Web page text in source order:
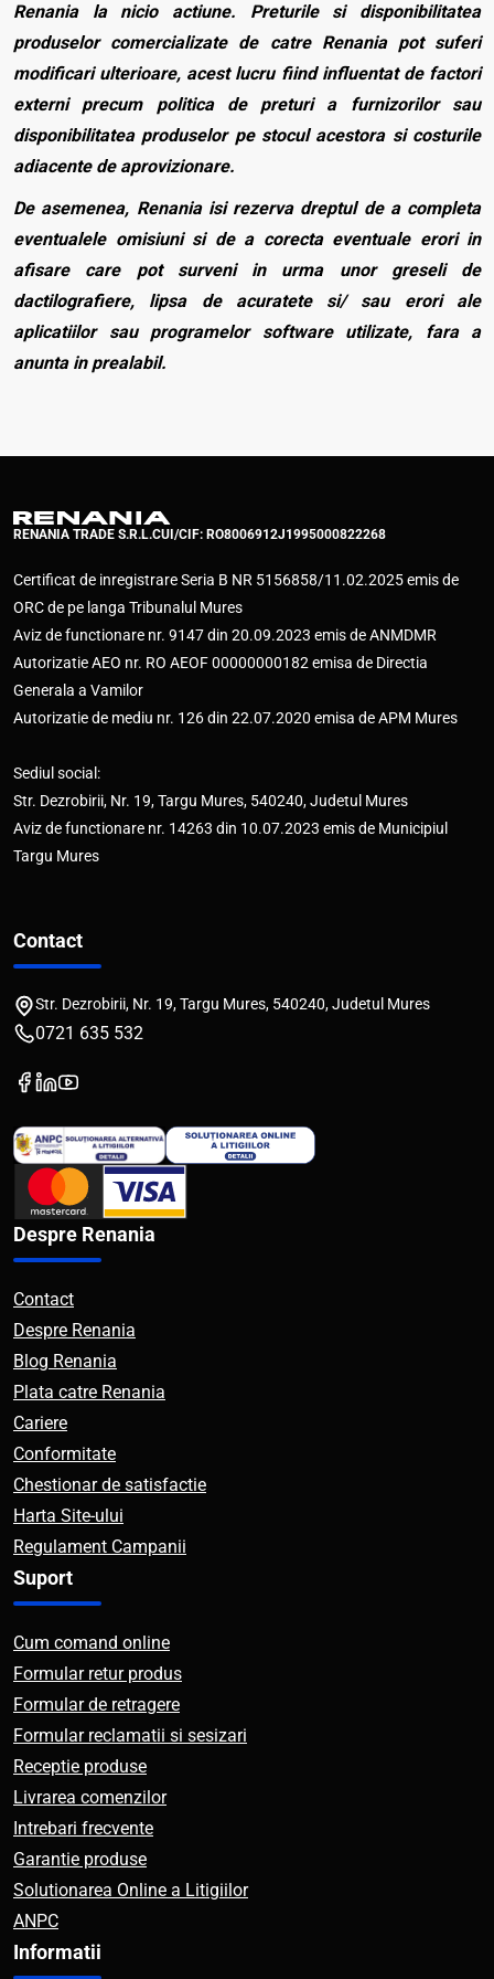
Renania la nicio actiune. Preturile si disponibilitatea
produselor comercializate de catre Renania pot suferi
modificari ulterioare, acest lucru fiind influentat de factori
externi precum politica de preturi a furnizorilor sau
disponibilitatea produselor pe stocul acestora si costurile
adiacente de aprovizionare.
De asemenea, Renania isi rezerva dreptul de a completa
eventualele omisiuni si de a corecta eventuale erori in
afisare care pot surveni in urma unor greseli de
dactilografiere, lipsa de acuratete si/ sau erori ale
aplicatiilor sau programelor software utilizate, fara a
anunta in prealabil.
RENANIA TRADE S.R.L.CUI/CIF: RO8006912J1995000822268
Certificat de inregistrare Seria B NR 5156858/11.02.2025 emis de
ORC de pe langa Tribunalul Mures
Aviz de functionare nr. 9147 din 20.09.2023 emis de ANMDMR
Autorizatie AEO nr. RO AEOF 00000000182 emisa de Directia
Generala a Vamilor
Autorizatie de mediu nr. 126 din 22.07.2020 emisa de APM Mures
Sediul social:
Str. Dezrobirii, Nr. 19, Targu Mures, 540240, Judetul Mures
Aviz de functionare nr. 14263 din 10.07.2023 emis de Municipiul
Targu Mures
Contact
Str. Dezrobirii, Nr. 19, Targu Mures, 540240, Judetul Mures
0721 635 532
Despre Renania
Contact
Despre Renania
Blog Renania
Plata catre Renania
Cariere
Conformitate
Chestionar de satisfactie
Harta Site-ului
Regulament Campanii
Suport
Cum comand online
Formular retur produs
Formular de retragere
Formular reclamatii si sesizari
Receptie produse
Livrarea comenzilor
Intrebari frecvente
Garantie produse
Solutionarea Online a Litigiilor
ANPC
Informatii